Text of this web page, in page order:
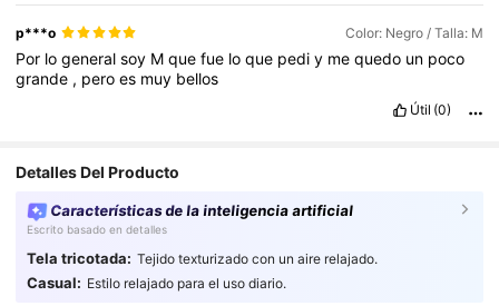
p***o Color: Negro / Talla: M
Por logeneralsoy Mquefue loque pediy mequedo un poco
grande , peroes muy bellos
Útil (0)
Detalles Del Producto
Características de la inteligencia artificial
Escrito basado en detalles
Tela tricotada: Tejido texturizado con un aire relajado.
Casual: Estilo relajado para el uso diario.